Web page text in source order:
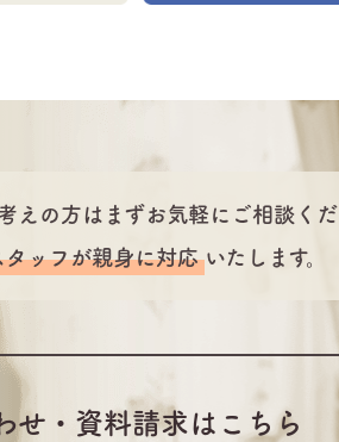
えの方は まずお気軽にご相談くだ
タッフが親身に対応いたします。
せ・資料請求はこちら